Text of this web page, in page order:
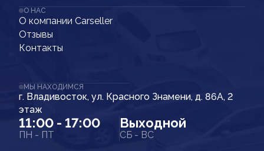
О НАС
О компании Carseller
Отзывы
Контакты
МЫ НАХОДИМСЯ
г. Владивосток, ул. Красного Знамени, д. 86А, 2
этаж
11:00 - 17:00
ПН - ПТ
Выходной
СБ - ВС